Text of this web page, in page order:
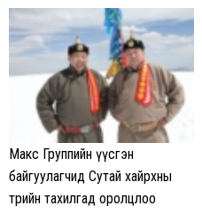
Макс Группийн үүсгэн
байгуулагчид Сутай хайрхны
төрийн тахилгад оролцлоо